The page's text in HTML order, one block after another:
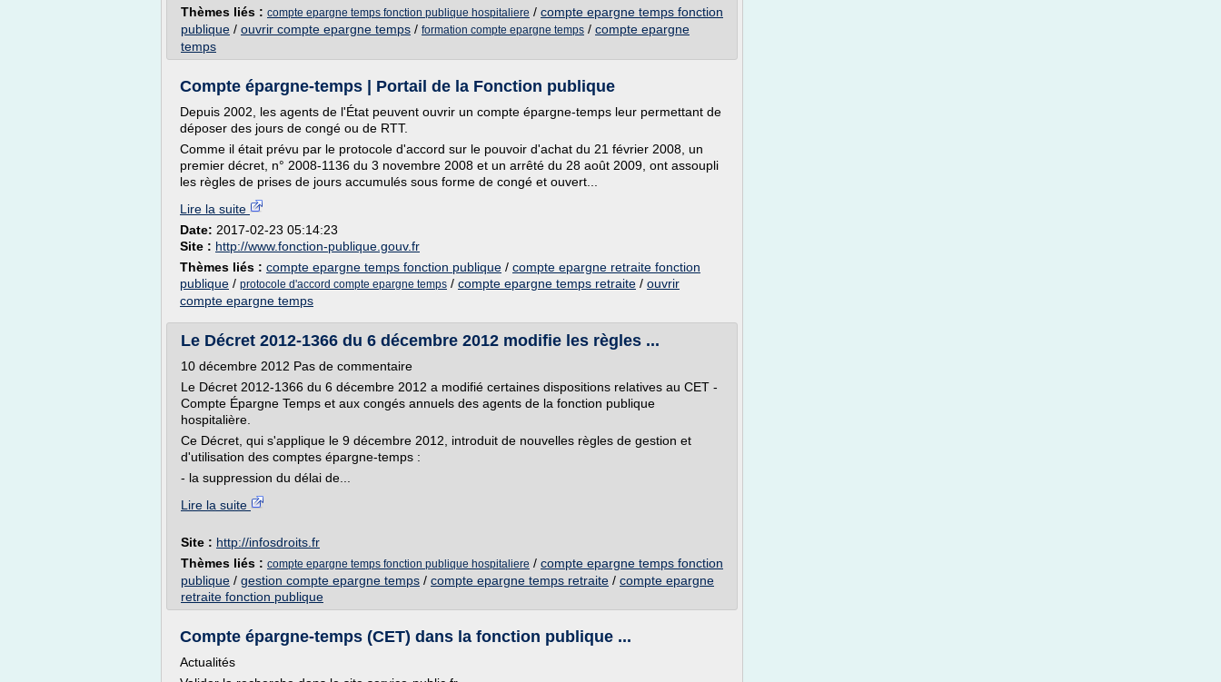
Thèmes liés : compte epargne temps fonction publique hospitaliere / compte epargne temps fonction
publique / ouvrir compte epargne temps / formation compte epargne temps / compte epargne
temps
Compte épargne-temps | Portail de la Fonction publique
Depuis 2002, les agents de l'État peuvent ouvrir un compte épargne-temps leur permettant de
déposer des jours de congé ou de RTT.
Comme il était prévu par le protocole d'accord sur le pouvoir d'achat du 21 février 2008, un
premier décret, n° 2008-1136 du 3 novembre 2008 et un arrêté du 28 août 2009, ont assoupli
les règles de prises de jours accumulés sous forme de congé et ouvert...
Lire la suite
Date: 2017-02-23 05:14:23
Site : http://www.fonction-publique.gouv.fr
Thèmes liés : compte epargne temps fonction publique / compte epargne retraite fonction
publique / protocole d'accord compte epargne temps / compte epargne temps retraite / ouvrir
compte epargne temps
Le Décret 2012-1366 du 6 décembre 2012 modifie les règles ...
10 décembre 2012 Pas de commentaire
Le Décret 2012-1366 du 6 décembre 2012 a modifié certaines dispositions relatives au CET -
Compte Épargne Temps et aux congés annuels des agents de la fonction publique
hospitalière.
Ce Décret, qui s'applique le 9 décembre 2012, introduit de nouvelles règles de gestion et
d'utilisation des comptes épargne-temps :
- la suppression du délai de...
Lire la suite
Site : http://infosdroits.fr
Thèmes liés : compte epargne temps fonction publique hospitaliere / compte epargne temps fonction
publique / gestion compte epargne temps / compte epargne temps retraite / compte epargne
retraite fonction publique
Compte épargne-temps (CET) dans la fonction publique ...
Actualités